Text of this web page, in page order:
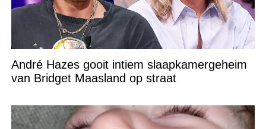
André Hazes gooit intiem slaapkamergeheim
van Bridget Maasland op straat